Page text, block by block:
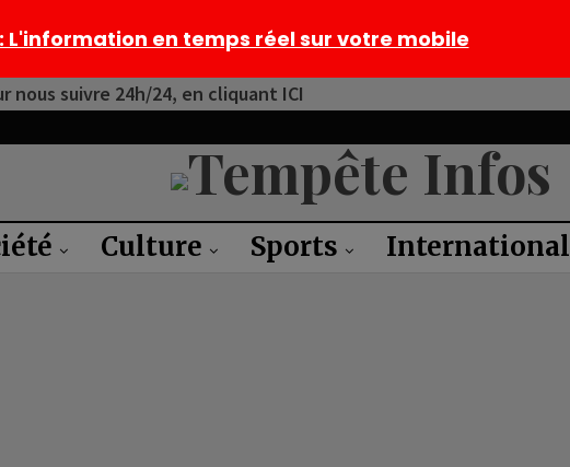
nous suivre 24h/24, en cliquant ICI
Culture Sports International
: L'information en temps réel sur votre mobile